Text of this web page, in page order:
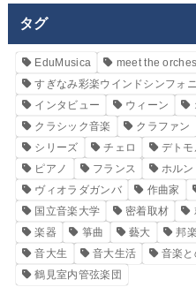
タグ
EduMusica meet the
すぎなみ彩楽ウインドシンフォ
インタビュー
ウィーン
クラシック音楽
クラファン
シリーズ
チェロ デトモ
ピアノ
フランス ホルン
ヴィオラダガンバ
作曲家
国立音楽大学
密着取材
楽器
箏曲 藝大 邦楽
音大生
音大生活 音楽
鶴見室内管弦楽団